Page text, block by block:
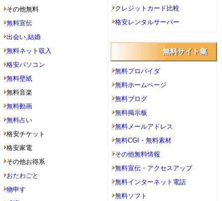
その他無料
無料宣伝
出会い,結婚
無料ネット収入
格安パソコン
無料壁紙
無料音楽
無料動画
無料占い
格安チケット
格安家電
その他お得系
おたわごと
物申す
クレジットカード比較
格安レンタルサーバー
無料サイト集
無料プロバイダ
無料ホームページ
無料ブログ
無料掲示板
無料メールアドレス
無料CGI・無料素材
その他無料情報
無料宣伝・アクセスアップ
無料インターネット電話
無料ソフト